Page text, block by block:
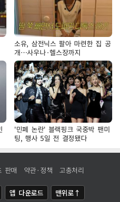
소유, 삼전닉스 팔아 마련한 집 공
개…사우나·헬스장까지
'민폐 논란' 블랙핑크 국중박 팬미
팅, 행사 5일 전 결정됐다
판매 약관·정책 고충처리
앱 다운로드 맨위로↑